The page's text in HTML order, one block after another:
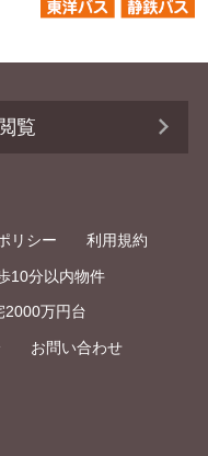
覧
リシー 利用規約
10分以内物件
2000万円台
お問い合わせ